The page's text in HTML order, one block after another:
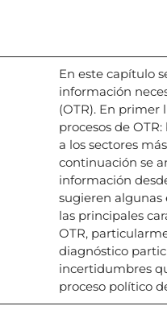
En este capítulo
información
(OTR). En primer
procesos de
a los sectores
continuación se
información
sugieren algunas
las principales
OTR,
diagnóstico
incertidumbres
proceso político